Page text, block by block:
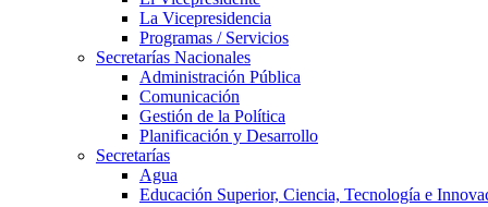
La Vicepresidencia
Programas / Servicios
Secretarías Nacionales
Administración Pública
Comunicación
Gestión de la Política
Planificación y Desarrollo
Secretarías
Agua
Educación Superior, Ciencia, Tecnología e